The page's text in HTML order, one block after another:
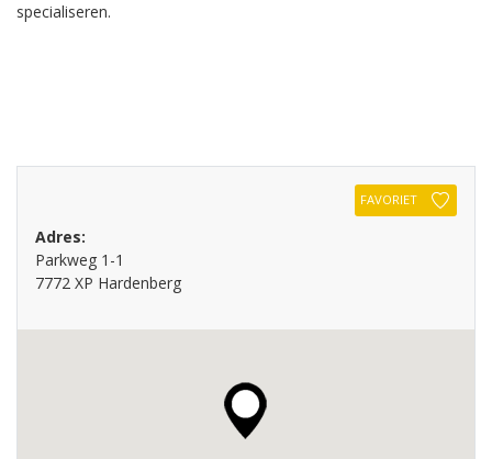
specialiseren.
FAVORIET
Adres:
Parkweg 1-1
7772 XP Hardenberg